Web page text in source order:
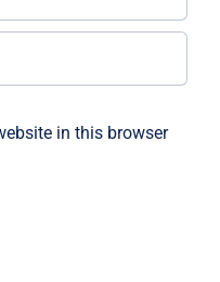
in this browser